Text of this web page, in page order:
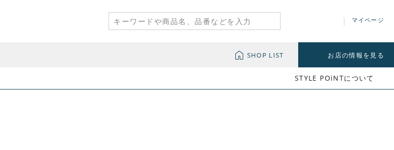
マイページ
SHOP LIST お店の情報を見る
STYLE POiNTについて